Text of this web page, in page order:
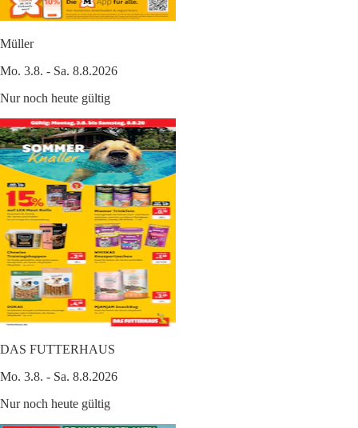
Müller
Mo. 3.8. - Sa. 8.8.2026
Nur noch heute gültig
DAS FUTTERHAUS
Mo. 3.8. - Sa. 8.8.2026
Nur noch heute gültig